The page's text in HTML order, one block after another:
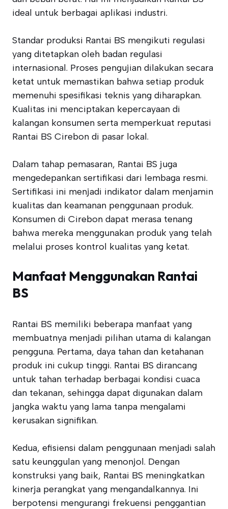
ideal untuk berbagai aplikasi industri.
Standar produksi Rantai BS mengikuti regulasi
yang ditetapkan oleh badan regulasi
internasional. Proses pengujian dilakukan secara
ketat untuk memastikan bahwa setiap produk
memenuhi spesifikasi teknis yang diharapkan.
Kualitas ini menciptakan kepercayaan di
kalangan konsumen serta memperkuat reputasi
Rantai BS Cirebon di pasar lokal.
Dalam tahap pemasaran, Rantai BS juga
mengedepankan sertifikasi dari lembaga resmi.
Sertifikasi ini menjadi indikator dalam menjamin
kualitas dan keamanan penggunaan produk.
Konsumen di Cirebon dapat merasa tenang
bahwa mereka menggunakan produk yang telah
melalui proses kontrol kualitas yang ketat.
Manfaat Menggunakan Rantai
BS
Rantai BS memiliki beberapa manfaat yang
membuatnya menjadi pilihan utama di kalangan
pengguna. Pertama, daya tahan dan ketahanan
produk ini cukup tinggi. Rantai BS dirancang
untuk tahan terhadap berbagai kondisi cuaca
dan tekanan, sehingga dapat digunakan dalam
jangka waktu yang lama tanpa mengalami
kerusakan signifikan.
Kedua, efisiensi dalam penggunaan menjadi salah
satu keunggulan yang menonjol. Dengan
konstruksi yang baik, Rantai BS meningkatkan
kinerja perangkat yang mengandalkannya. Ini
berpotensi mengurangi frekuensi penggantian